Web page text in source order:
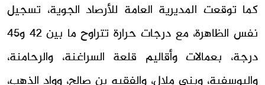
كما توقعت المديرية العامة للأرصاد الجوية، تسجيل
نفس الظاهرة، مع درجات حرارة تتراوح ما بين 42 و45
درجة، بعمالات وأقاليم قلعة السراغنة، والرحامنة،